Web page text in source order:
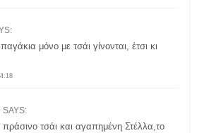
μόνο με τσάι γίνονται, έτσι κι
SAYS:
τσάι και αγαπημένη Στέλλα,το